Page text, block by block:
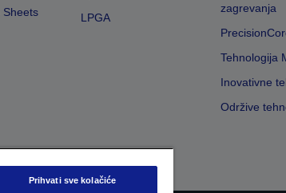
Sheets
LPGA
zagrevanja
Tehnologija
Inovativne
Održive
Prihvati sve kolačiće